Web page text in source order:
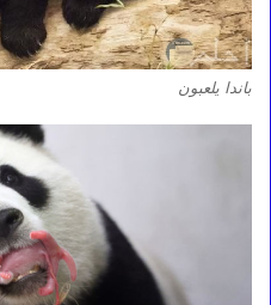
باندا يلعبون